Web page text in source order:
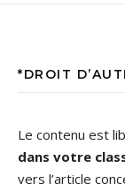
*DROIT
Le contenu est
dans votre
vers l’article